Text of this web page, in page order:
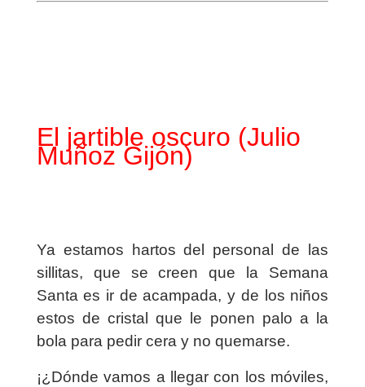
El jartible oscuro (Julio
Muñoz Gijón)
Ya estamos hartos del personal de las
sillitas, que se creen que la Semana
Santa es ir de acampada, y de los niños
estos de cristal que le ponen palo a la
bola para pedir cera y no quemarse.
¡¿Dónde vamos a llegar con los móviles,